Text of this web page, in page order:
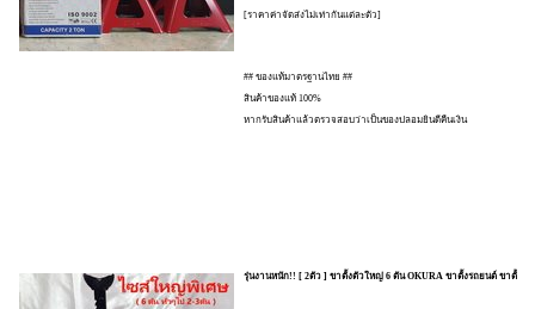
[ราคาค่าจัดส่งไม่เท่ากันแต่ละตัว]
## ของแท้มาตรฐานไทย ##
สินค้าของแท้ 100%
หากรับสินค้าแล้วตรวจสอบว่าเป็นของปลอมยินดีคืนเงิน
รุ่นงานหนัก!! [ 2ตัว ] ขาตั้งตัวใหญ่ 6 ตัน OKURA ขาตั้งรถยนต์ ขาตั้งส